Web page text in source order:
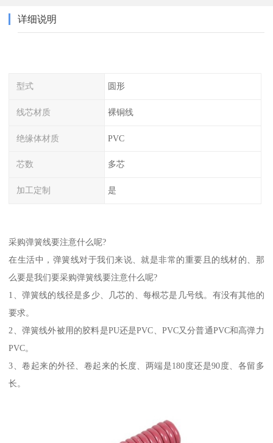
详细说明
型式 圆形
线芯材质 裸铜线
绝缘体材质 PVC
芯数 多芯
加工定制 是
采购弹簧线要注意什么呢?
在生活中，弹簧线对于我们来说、就是非常的重要且的线材的、那
么要是我们要采购弹簧线要注意什么呢?
1、弹簧线的线径是多少、几芯的、每根芯是几号线。有没有其他的
要求。
2、弹簧线外被用的胶料是PU还是PVC、PVC又分普通PVC和高弹力
PVC。
3、卷起来的外径、卷起来的长度、两端是180度还是90度、各留多
长。